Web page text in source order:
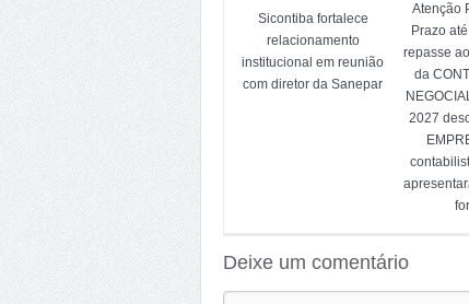
Sicontiba fortalece
relacionamento
institucional em reunião
com diretor da Sanepar
Atenção
Prazo
repasse
da
2027
Deixe um comentário